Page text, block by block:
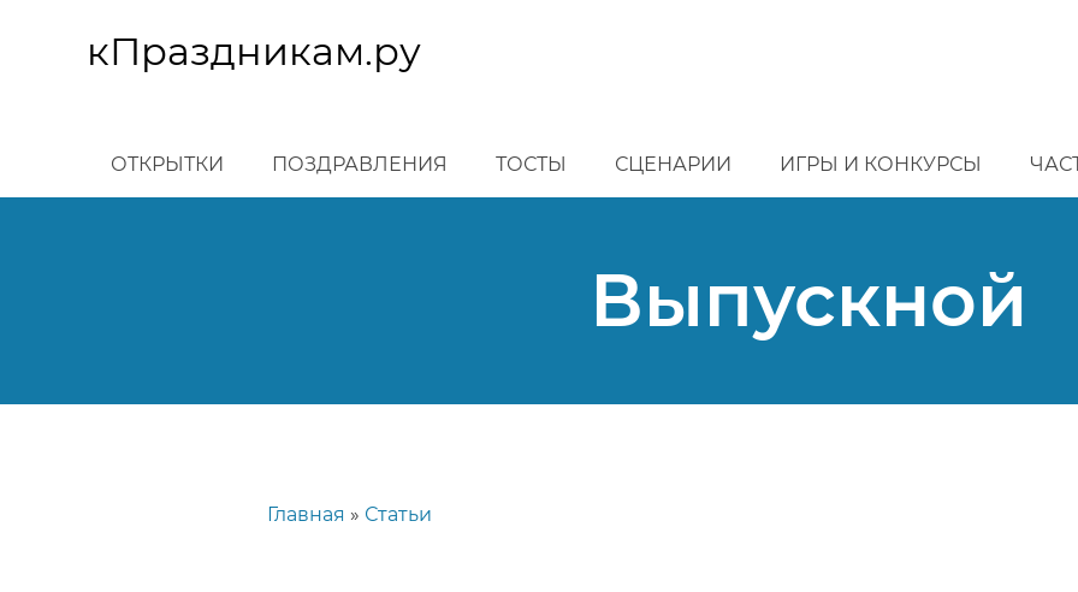
основномукПраздникам.ру
ОТКРЫТКИ ПОЗДРАВЛЕНИЯ ТОСТЫ СЦЕНАРИИ ИГРЫ И КОНКУРСЫ
Выпускной
Главная Статьи